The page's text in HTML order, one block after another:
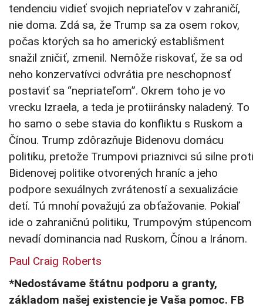
tendenciu vidieť svojich nepriateľov v zahraničí,
nie doma. Zdá sa, že Trump sa za osem rokov,
počas ktorých sa ho americký establišment
snažil zničiť, zmenil. Nemôže riskovať, že sa od
neho konzervatívci odvrátia pre neschopnosť
postaviť sa “nepriateľom”. Okrem toho je vo
vrecku Izraela, a teda je protiiránsky naladený. To
ho samo o sebe stavia do konfliktu s Ruskom a
Čínou. Trump zdôrazňuje Bidenovu domácu
politiku, pretože Trumpovi priaznivci sú silne proti
Bidenovej politike otvorených hraníc a jeho
podpore sexuálnych zvráteností a sexualizácie
detí. Tú mnohí považujú za obťažovanie. Pokiaľ
ide o zahraničnú politiku, Trumpovým stúpencom
nevadí dominancia nad Ruskom, Čínou a Iránom.
Paul Craig Roberts
*Nedostávame štátnu podporu a granty,
základom našej existencie je Vaša pomoc. FB